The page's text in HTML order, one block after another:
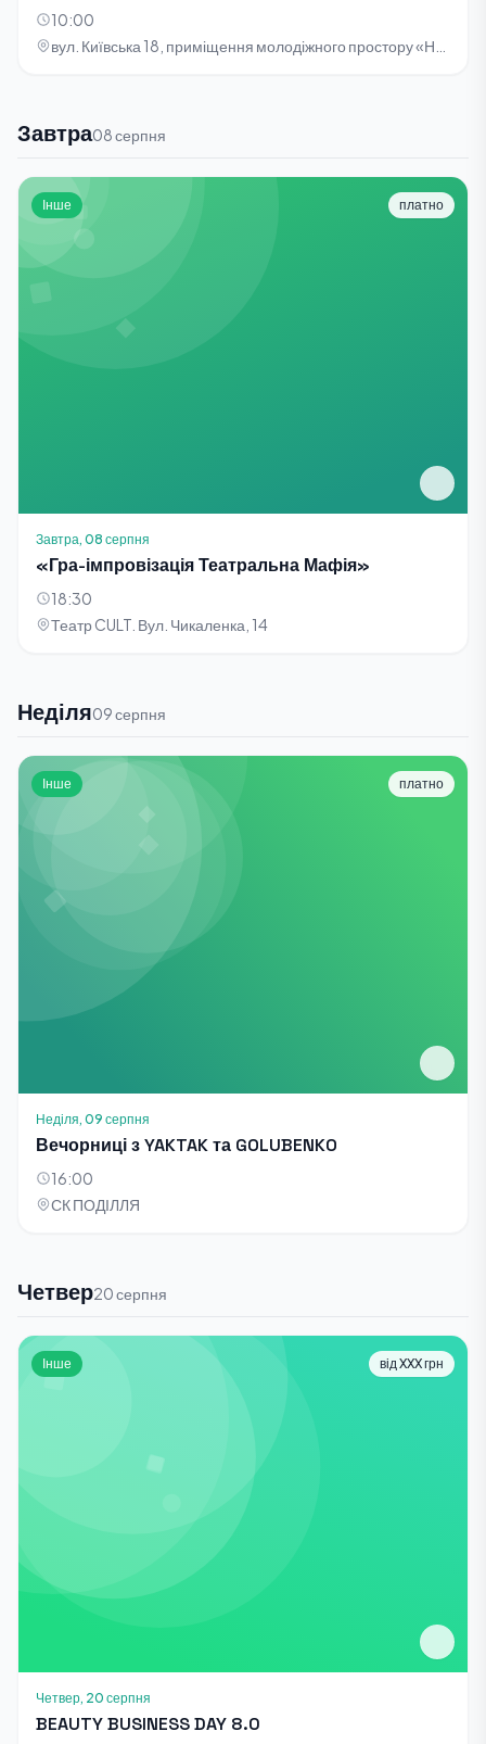
10:00
Завтра08 серпня
Інше платно
Завтра, 08 серпня
«Гра-імпровізація Театральна Мафія»
18:30
Театр CULT. Вул. Чикаленка, 14
Неділя09 серпня
Інше платно
Неділя, 09 серпня
Вечорниці з YAKTAK та GOLUBENKO
16:00
СК ПОДІЛЛЯ
Четвер20 серпня
Інше від XXX грн
Четвер, 20 серпня
BEAUTY BUSINESS DAY 8.0